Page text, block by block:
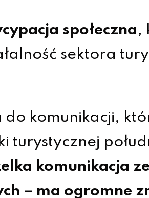
społeczna,
sektora
komunikacji,
turystycznej
komunikacja
– ma ogromne